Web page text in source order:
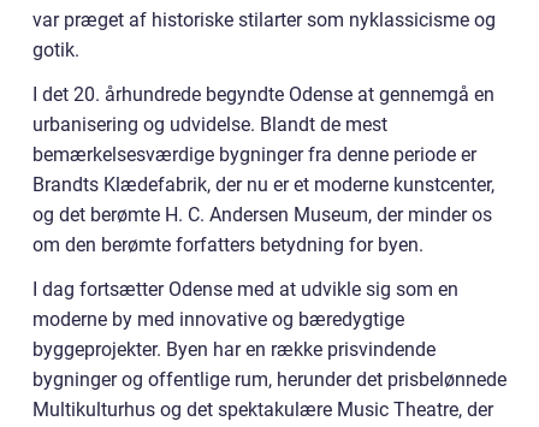
var præget af historiske stilarter som nyklassicisme og
gotik.
I det 20. århundrede begyndte Odense at gennemgå en
urbanisering og udvidelse. Blandt de mest
bemærkelsesværdige bygninger fra denne periode er
Brandts Klædefabrik, der nu er et moderne kunstcenter,
og det berømte H. C. Andersen Museum, der minder os
om den berømte forfatters betydning for byen.
I dag fortsætter Odense med at udvikle sig som en
moderne by med innovative og bæredygtige
byggeprojekter. Byen har en række prisvindende
bygninger og offentlige rum, herunder det prisbelønnede
Multikulturhus og det spektakulære Music Theatre, der